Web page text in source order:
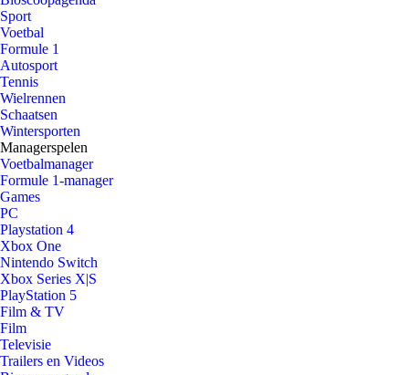
Sport
Voetbal
Formule 1
Autosport
Tennis
Wielrennen
Schaatsen
Wintersporten
Managerspelen
Voetbalmanager
Formule 1-manager
Games
PC
Playstation 4
Xbox One
Nintendo Switch
Xbox Series X|S
PlayStation 5
Film & TV
Film
Televisie
Trailers en Videos